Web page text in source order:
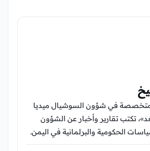
متخصصة في شؤون السوشيال ميديا
تكتب تقارير وأخبار عن الشؤون
الحكومية والبرلمانية في اليمن.